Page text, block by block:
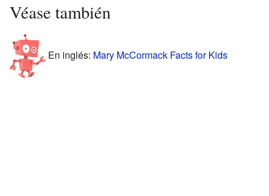
Véase también
En inglés: Mary McCormack Facts for Kids